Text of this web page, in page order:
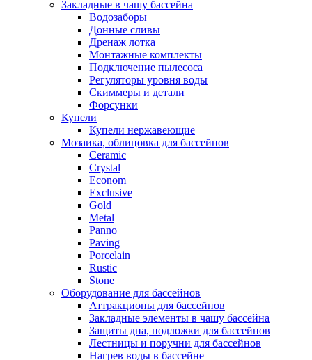
Закладные в чашу бассейна
Водозаборы
Донные сливы
Дренаж лотка
Монтажные комплекты
Подключение пылесоса
Регуляторы уровня воды
Скиммеры и детали
Форсунки
Купели
Купели нержавеющие
Мозаика, облицовка для бассейнов
Ceramic
Crystal
Econom
Exclusive
Gold
Metal
Panno
Paving
Porcelain
Rustic
Stone
Оборудование для бассейнов
Аттракционы для бассейнов
Закладные элементы в чашу бассейна
Защиты дна, подложки для бассейнов
Лестницы и поручни для бассейнов
Нагрев воды в бассейне